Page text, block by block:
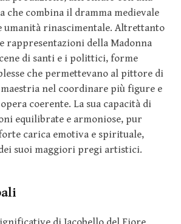
che combina il dramma medievale
umanità rinascimentale. Altrettanto
rappresentazioni della Madonna
di santi e i polittici, forme
che permettevano al pittore di
nel coordinare più figure e
coerente. La sua capacità di
equilibrate e armoniose, pur
carica emotiva e spirituale,
suoi maggiori pregi artistici.